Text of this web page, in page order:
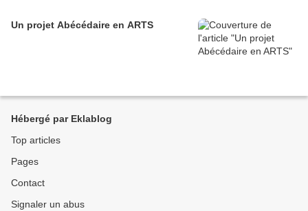
Un projet Abécédaire en ARTS
Hébergé par Eklablog
Top articles
Pages
Contact
Signaler un abus